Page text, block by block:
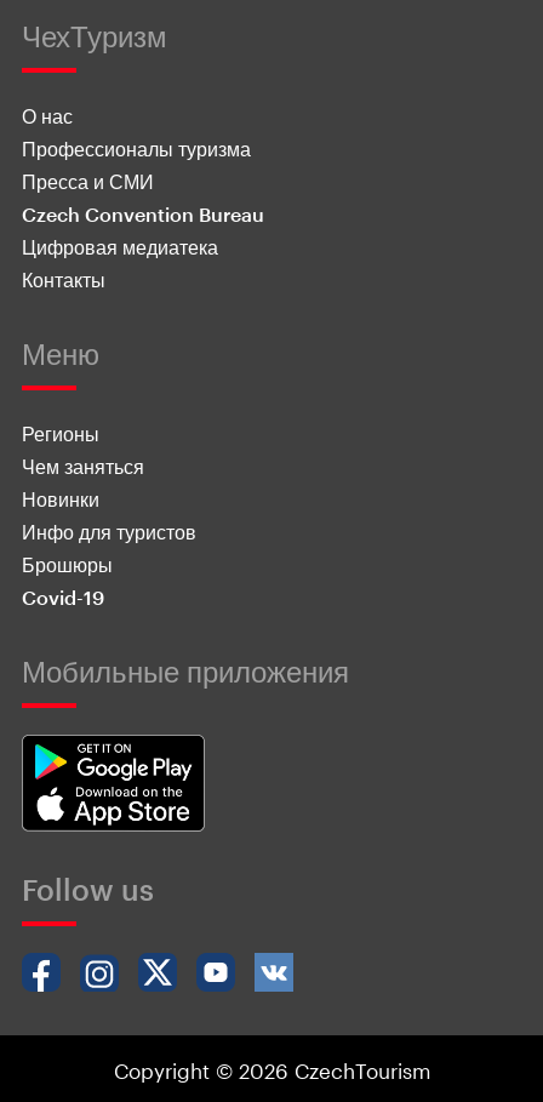
ЧехТуризм
О нас
Профессионалы туризма
Пресса и СМИ
Czech Convention Bureau
Цифровая медиатека
Контакты
Меню
Регионы
Чем заняться
Новинки
Инфо для туристов
Брошюры
Covid-19
Мобильные приложения
Follow us
Copyright © 2026 CzechTourism